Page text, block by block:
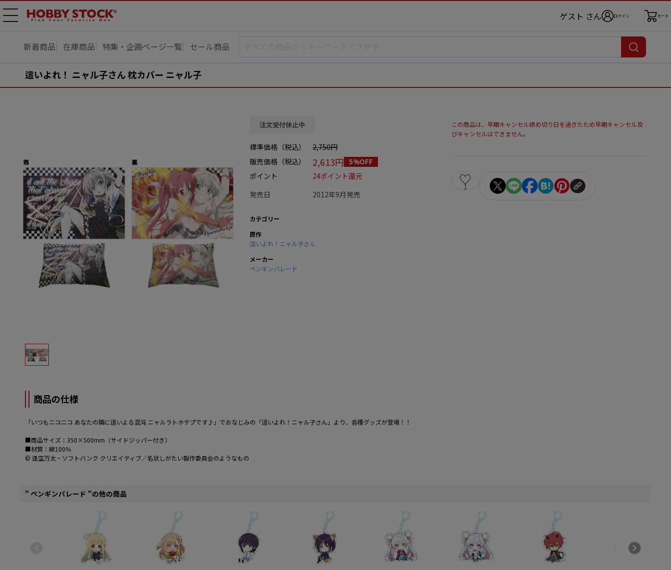
メニ
ゲスト さん ログイン カート
新着商品 在庫商品 特集・企画ページ一覧 セール商品
這いよれ！ ニャル子さん 枕カバー ニャル子
注文受付休止中
標準価格（税込）
2,750円
販売価格（税込）
2,613円 5%OFF
ポイント
24ポイント還元
発売日
2012年9月発売
カテゴリー
原作
這いよれ！ニャル子さん
メーカー
ペンギンパレード
この商品は、早期キャンセル締め切り日を過ぎたため早期キャンセル及
びキャンセルはできません。
1
商品の仕様
「いつもニコニコ あなたの隣に這いよる混沌 ニャルラトホテプです♪」でおなじみの「這いよれ！ニャル子さん」より、各種グッズが登場！！
■商品サイズ：350×500mm（サイドジッパー付き）
■材質：綿100％
© 逢空万太・ソフトバンク クリエイティブ／名状しがたい製作委員会のようなもの
" ペンギンパレード "の他の商品